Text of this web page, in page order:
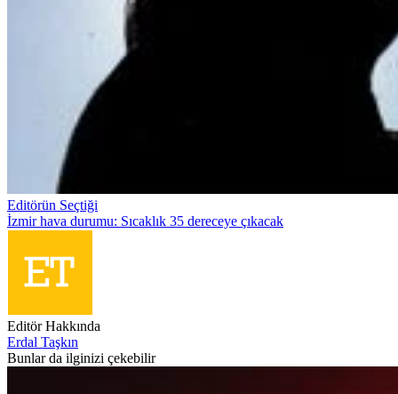
Editörün Seçtiği
İzmir hava durumu: Sıcaklık 35 dereceye çıkacak
Editör Hakkında
Erdal Taşkın
Bunlar da ilginizi çekebilir